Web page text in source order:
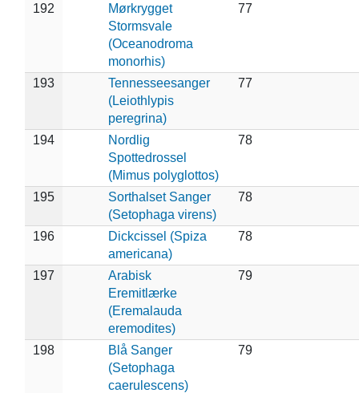
192
Mørkrygget
Stormsvale
(Oceanodroma
monorhis)
77
193
Tennesseesanger
(Leiothlypis
peregrina)
77
194
Nordlig
Spottedrossel
(Mimus polyglottos)
78
195
Sorthalset Sanger
(Setophaga virens)
78
196
Dickcissel (Spiza
americana)
78
197
Arabisk
Eremitlærke
(Eremalauda
eremodites)
79
198
Blå Sanger
(Setophaga
caerulescens)
79